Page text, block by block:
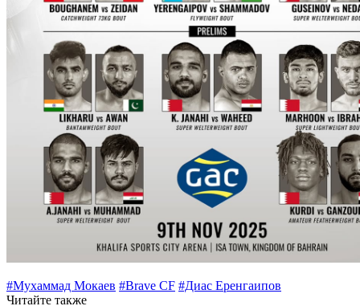
#Мухаммад Мокаев #Brave CF #Диас Еренгаипов
Читайте также